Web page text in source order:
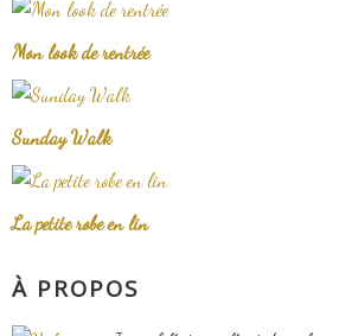
Mon look de rentrée
Sunday Walk
La petite robe en lin
À PROPOS